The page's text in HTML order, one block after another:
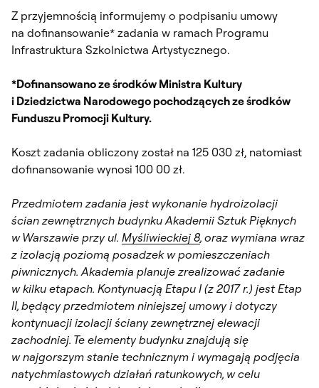
Z przyjemnością informujemy o podpisaniu umowy
na dofinansowanie* zadania w ramach Programu
Infrastruktura Szkolnictwa Artystycznego.
*Dofinansowano ze środków Ministra Kultury
i Dziedzictwa Narodowego pochodzących ze środków
Funduszu Promocji Kultury.
Koszt zadania obliczony został na 125 030 zł, natomiast
dofinansowanie wynosi 100 00 zł.
Przedmiotem zadania jest wykonanie hydroizolacji
ścian zewnętrznych budynku Akademii Sztuk Pięknych
w Warszawie przy ul. Myśliwieckiej 8, oraz wymiana wraz
z izolacją poziomą posadzek w pomieszczeniach
piwnicznych. Akademia planuje zrealizować zadanie
w kilku etapach. Kontynuacją Etapu I (z 2017 r.) jest Etap
II, będący przedmiotem niniejszej umowy i dotyczy
kontynuacji izolacji ściany zewnętrznej elewacji
zachodniej. Te elementy budynku znajdują się
w najgorszym stanie technicznym i wymagają podjęcia
natychmiastowych działań ratunkowych, w celu